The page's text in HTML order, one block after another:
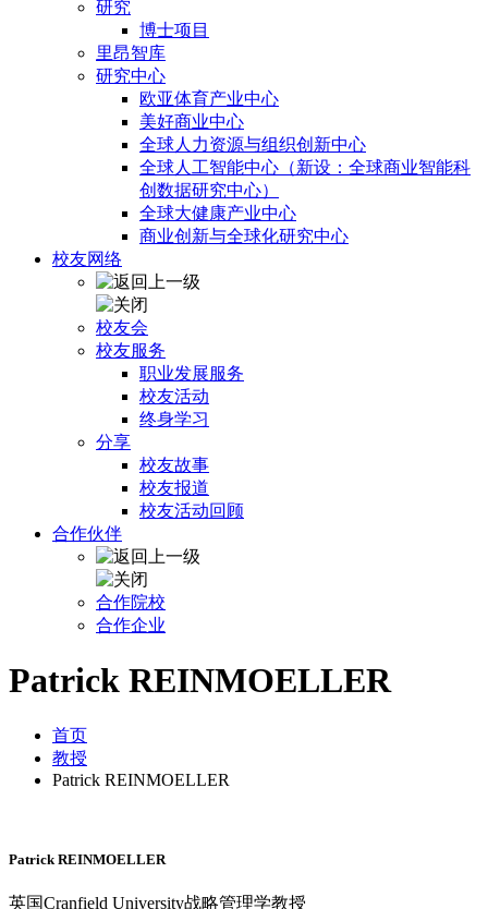
研究
博士项目
里昂智库
研究中心
欧亚体育产业中心
美好商业中心
全球人力资源与组织创新中心
全球人工智能中心（新设：全球商业智能科
创数据研究中心）
全球大健康产业中心
商业创新与全球化研究中心
校友网络
校友会
校友服务
职业发展服务
校友活动
终身学习
分享
校友故事
校友报道
校友活动回顾
合作伙伴
合作院校
合作企业
Patrick REINMOELLER
首页
教授
Patrick REINMOELLER
Patrick REINMOELLER
英国Cranfield University战略管理学教授